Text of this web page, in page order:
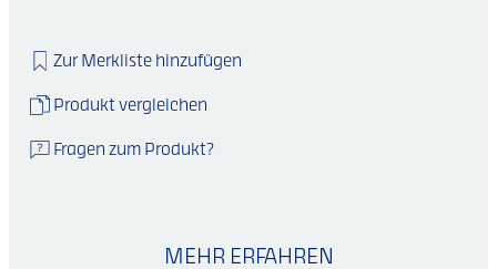
Zur Merkliste hinzufügen
Produkt vergleichen
Fragen zum Produkt?
MEHR ERFAHREN